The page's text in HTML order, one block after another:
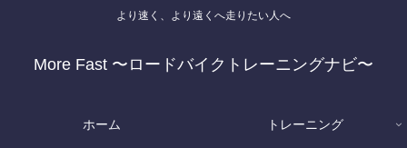
より速く、より遠くへ走りたい人へ
More Fast 〜ロードバイクトレーニングナビ〜
ホーム トレーニング